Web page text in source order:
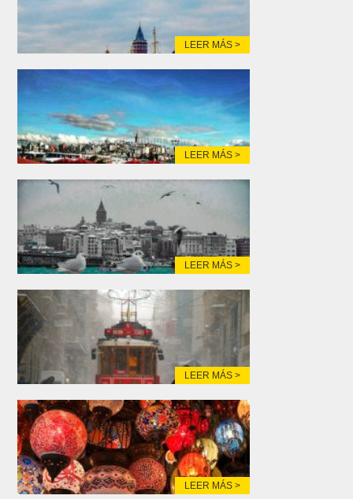
LEER MÁS >
LEER MÁS >
LEER MÁS >
LEER MÁS >
LEER MÁS >